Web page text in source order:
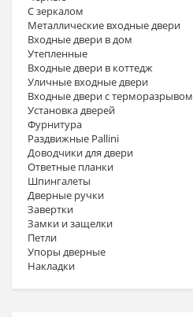
С зеркалом
Металлические входные двери
Входные двери в дом
Утепленные
Входные двери в коттедж
Уличные входные двери
Входные двери с терморазрывом
Установка дверей
Фурнитура
Раздвижные Pallini
Доводчики для двери
Ответные планки
Шпингалеты
Дверные ручки
Завертки
Замки и защелки
Петли
Упоры дверные
Накладки